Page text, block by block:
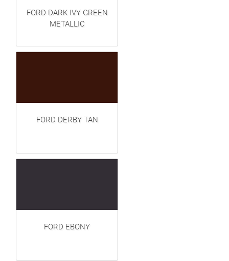
FORD DARK IVY GREEN
METALLIC
FORD DERBY TAN
FORD EBONY